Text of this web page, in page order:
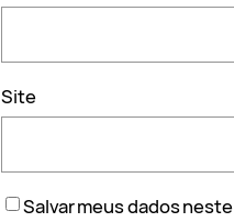
Site
Salvar meus dados neste